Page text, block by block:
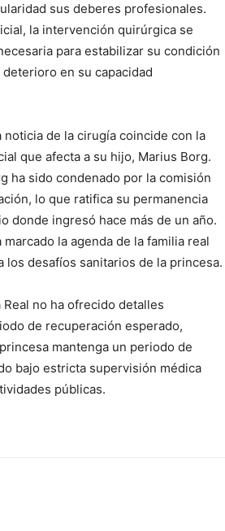
sus deberes profesionales.
la intervención quirúrgica se
para estabilizar su condición
en su capacidad
noticia de la cirugía coincide con la
que afecta a su hijo, Marius Borg.
ha sido condenado por la comisión
lo que ratifica su permanencia
donde ingresó hace más de un año.
la agenda de la familia real
los desafíos sanitarios de la princesa.
no ha ofrecido detalles
de recuperación esperado,
mantenga un periodo de
bajo estricta supervisión médica
públicas.